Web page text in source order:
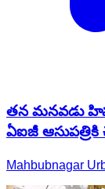
తన మనవడు
ఏఐజీ ఆసుపత్రికి
Mahbubnagar